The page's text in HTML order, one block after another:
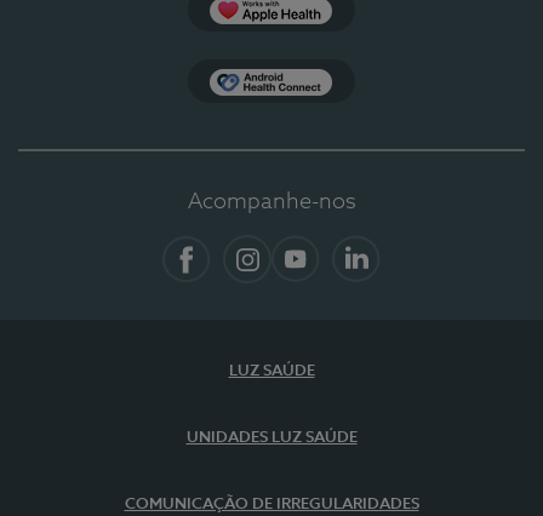
Acompanhe-nos
LUZ SAÚDE
UNIDADES LUZ SAÚDE
COMUNICAÇÃO DE IRREGULARIDADES